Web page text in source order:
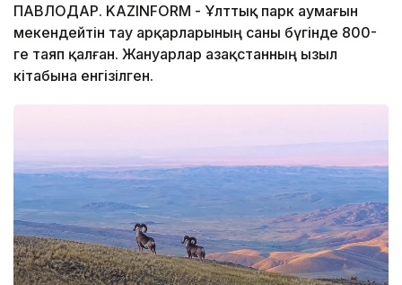
ПАВЛОДАР. KAZINFORM - Ұлттық парк аумағын
мекендейтін тау арқарларының саны бүгінде 800-
ге таяп қалған. Жануарлар Қазақстанның Қызыл
кітабына енгізілген.